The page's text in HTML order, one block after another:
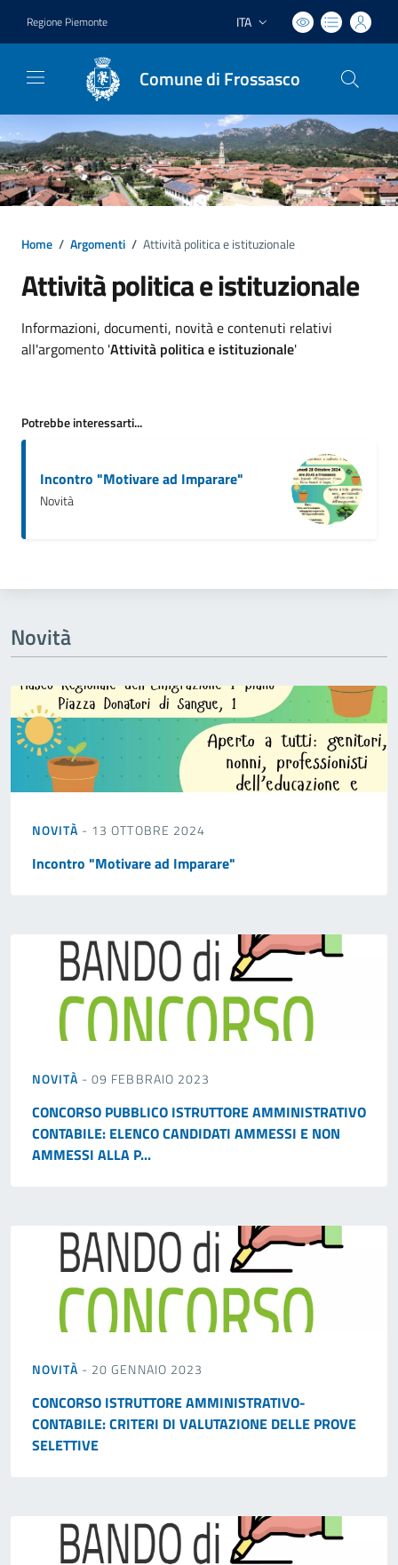
Regione Piemonte Lingua attiva:
ITA
Comune di Frossasco
Home / Argomenti / Attività politica e istituzionale
Attività politica e istituzionale
Dettagli argomento
Informazioni, documenti, novità e contenuti relativi
all'argomento 'Attività politica e istituzionale'
Potrebbe interessarti...
Incontro "Motivare ad Imparare"
Novità
Novità
NOVITÀ - 13 OTTOBRE 2024
Incontro "Motivare ad Imparare"
NOVITÀ - 09 FEBBRAIO 2023
CONCORSO PUBBLICO ISTRUTTORE AMMINISTRATIVO
CONTABILE: ELENCO CANDIDATI AMMESSI E NON
AMMESSI ALLA P...
NOVITÀ - 20 GENNAIO 2023
CONCORSO ISTRUTTORE AMMINISTRATIVO-
CONTABILE: CRITERI DI VALUTAZIONE DELLE PROVE
SELETTIVE